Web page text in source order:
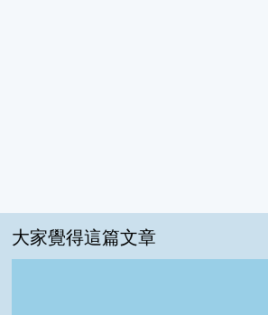
大家覺得這篇文章